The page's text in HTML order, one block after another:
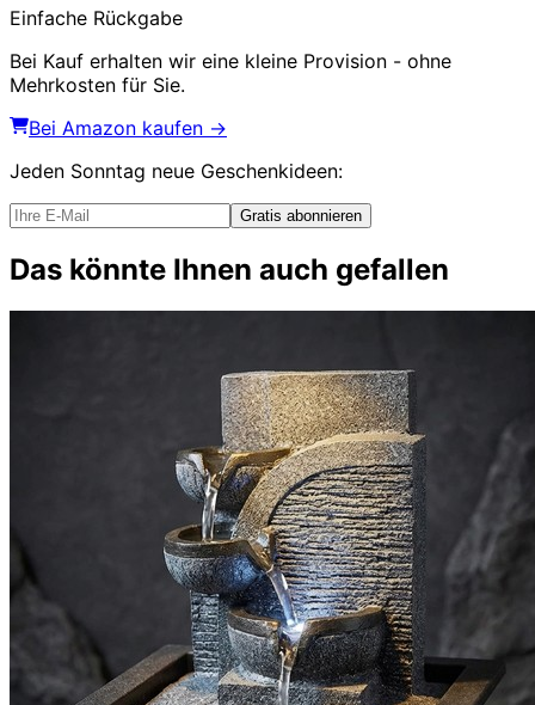
Einfache Rückgabe
Bei Kauf erhalten wir eine kleine Provision - ohne
Mehrkosten für Sie.
Bei Amazon kaufen →
Jeden Sonntag neue Geschenkideen:
Gratis abonnieren
Das könnte Ihnen auch gefallen